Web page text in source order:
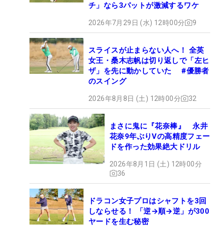
チ」なら3パットが激減するワケ
2026年7月29日 (水) 12時00分 9
スライスが止まらない人へ！ 全英
女王・桑木志帆は切り返しで「左ヒ
ザ」を先に動かしていた #優勝者
のスイング
2026年8月8日 (土) 12時00分 32
まさに鬼に『花奈棒』 永井
花奈9年ぶりVの高精度フェー
ドを作った効果絶大ドリル
2026年8月1日 (土) 12時00分
36
ドラコン女子プロはシャフトを3回
しならせる！ 「逆→順→逆」が300
ヤードを生む秘密